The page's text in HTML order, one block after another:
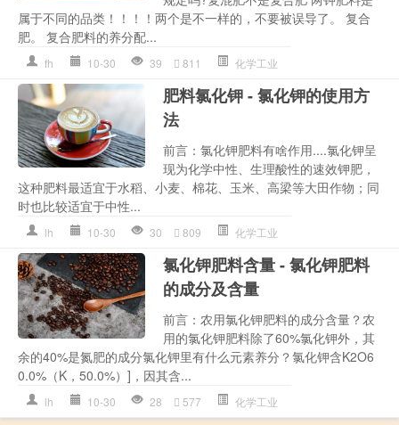
属于不同的品类！！！！两个是不一样的，不要被误导了。 复合
肥。 复合肥料的养分配...
fh 10-30 39 811 化学工业
肥料氯化钾 - 氯化钾的使用方
法
前言：氯化钾肥料有啥作用....氯化钾呈
现为化学中性、生理酸性的速效钾肥，
这种肥料最适宜于水稻、小麦、棉花、玉米、高梁等大田作物；同
时也比较适宜于中性...
lh 10-30 30 809 化学工业
氯化钾肥料含量 - 氯化钾肥料
的成分及含量
前言：农用氯化钾肥料的成分含量？农
用的氯化钾肥料除了60%氯化钾外，其
余的40%是氮肥的成分氯化钾里有什么元素养分？氯化钾含K2O6
0.0%（K，50.0%）]，因其含...
lh 10-30 28 577 化学工业